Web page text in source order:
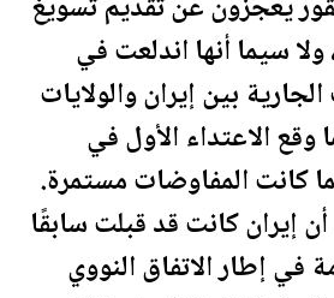
سيما أنها اندلعت في
بين إيران والولايات
وقع الاعتداء الأول في
كانت المفاوضات مستمرة.
إيران كانت قد قبلت سابقًا
في إطار الاتفاق النووي